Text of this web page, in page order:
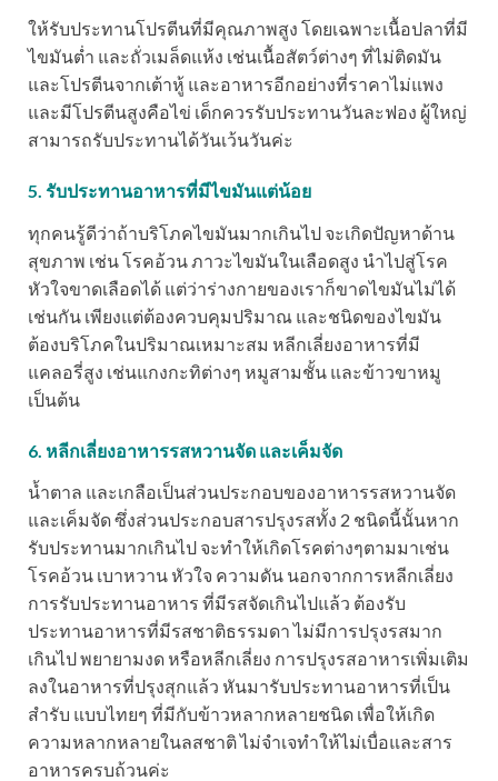
ให้รับประทานโปรตีนที่มีคุณภาพสูง โดยเฉพาะเนื้อปลาที่มี
ไขมันต่ำ และถั่วเมล็ดแห้ง เช่นเนื้อสัตว์ต่างๆ ที่ไม่ติดมัน
และโปรตีนจากเต้าหู้ และอาหารอีกอย่างที่ราคาไม่แพง
และมีโปรตีนสูงคือไข่ เด็กควรรับประทานวันละฟอง ผู้ใหญ่
สามารถรับประทานได้วันเว้นวันค่ะ
5. รับประทานอาหารที่มีไขมันแต่น้อย
ทุกคนรู้ดีว่าถ้าบริโภคไขมันมากเกินไป จะเกิดปัญหาด้าน
สุขภาพ เช่น โรคอ้วน ภาวะไขมันในเลือดสูง นำไปสู่โรค
หัวใจขาดเลือดได้ แต่ว่าร่างกายของเราก็ขาดไขมันไม่ได้
เช่นกัน เพียงแต่ต้องควบคุมปริมาณ และชนิดของไขมัน
ต้องบริโภคในปริมาณเหมาะสม หลีกเลี่ยงอาหารที่มี
แคลอรี่สูง เช่นแกงกะทิต่างๆ หมูสามชั้น และข้าวขาหมู
เป็นต้น
6. หลีกเลี่ยงอาหารรสหวานจัด และเค็มจัด
น้ำตาล และเกลือเป็นส่วนประกอบของอาหารรสหวานจัด
และเค็มจัด ซึ่งส่วนประกอบสารปรุงรสทั้ง 2 ชนิดนี้นั้นหาก
รับประทานมากเกินไป จะทำให้เกิดโรคต่างๆตามมาเช่น
โรคอ้วน เบาหวาน หัวใจ ความดัน นอกจากการหลีกเลี่ยง
การรับประทานอาหาร ที่มีรสจัดเกินไปแล้ว ต้องรับ
ประทานอาหารที่มีรสชาติธรรมดา ไม่มีการปรุงรสมาก
เกินไป พยายามงด หรือหลีกเลี่ยง การปรุงรสอาหารเพิ่มเติม
ลงในอาหารที่ปรุงสุกแล้ว หันมารับประทานอาหารที่เป็น
สำรับ แบบไทยๆ ที่มีกับข้าวหลากหลายชนิด เพื่อให้เกิด
ความหลากหลายในลสชาติ ไม่จำเจทำให้ไม่เบื่อและสาร
อาหารครบถ้วนค่ะ